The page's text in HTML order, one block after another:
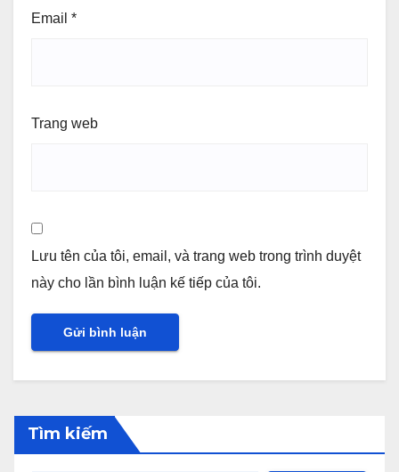
Email *
Trang web
Lưu tên của tôi, email, và trang web trong trình duyệt
này cho lần bình luận kế tiếp của tôi.
Tìm kiếm